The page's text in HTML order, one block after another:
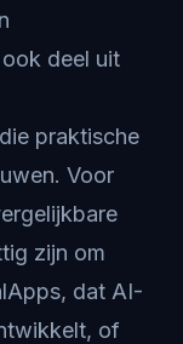
deel uit
praktische
Voor
zijn om
dat AI-
of